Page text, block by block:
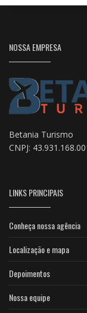
NOSSA EMPRESA
Betania Turismo
CNPJ:
LINKS PRINCIPAIS
Conheça nossa agência
Localização e mapa
Depoimentos
Nossa equipe